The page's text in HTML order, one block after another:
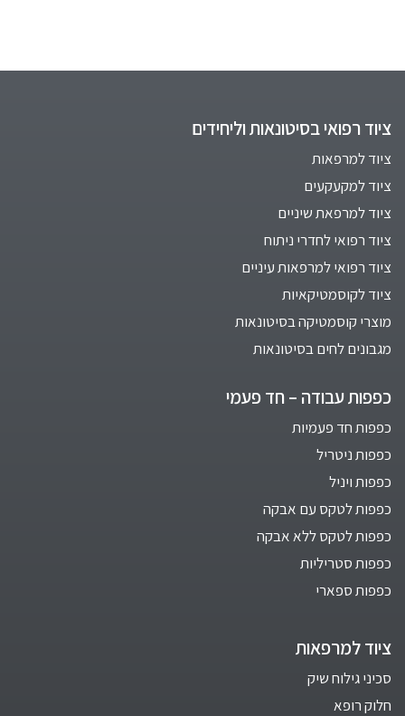
ציוד רפואי בסיטונאות וליחידים
ציוד למרפאות
ציוד למקעקעים
ציוד למרפאת שיניים
ציוד רפואי לחדרי ניתוח
ציוד רפואי למרפאות עיניים
ציוד לקוסמטיקאיות
מוצרי קוסמטיקה בסיטונאות
מגבונים לחים בסיטונאות
כפפות עבודה – חד פעמי
כפפות חד פעמיות
כפפות ניטריל
כפפות ויניל
כפפות לטקס עם אבקה
כפפות לטקס ללא אבקה
כפפות סטריליות
כפפות ספארי
ציוד למרפאות
סכיני גילוח שיק
חלוק רופא